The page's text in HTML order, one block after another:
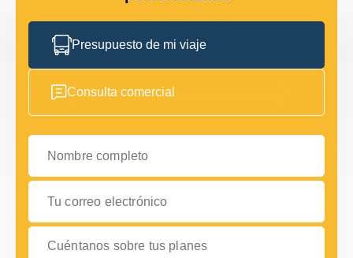
Presupuesto de mi viaje
Consulta comercial
Nombre completo
Tu correo electrónico
Cuéntanos sobre tus planes